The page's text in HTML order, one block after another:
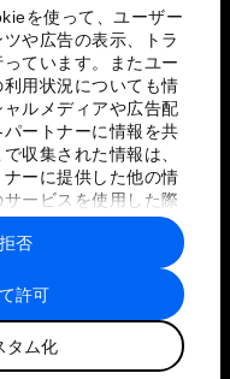
を使って、ユーザー
や広告の表示、トラ
ています。またユー
用状況についても情
ルメディアや広告配
ートナーに情報を共
収集された情報は、
ーに提供した他の情
ービスを使用した際
組み合わされ、各パー
れることがありま
許可
タム化
拒否
と利用規約
ォーラム